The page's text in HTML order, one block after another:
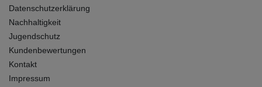
Datenschutzerklärung
Nachhaltigkeit
Jugendschutz
Kundenbewertungen
Kontakt
Impressum